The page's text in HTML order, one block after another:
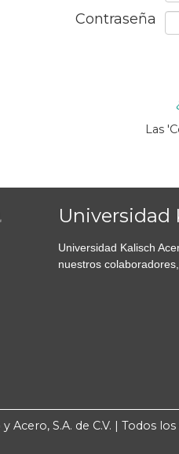
Contraseña
Las
Universidad
Universidad Kalisch
nuestros
Acero, S.A. de C.V. | Todos